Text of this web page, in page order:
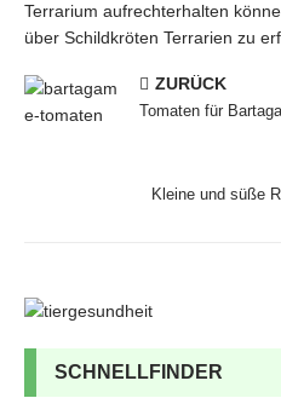
Terrarium aufrechterhalten
über Schildkröten Terrarien zu
ZURÜCK
Tomaten für
Kleine und süße
SCHNELLFINDER